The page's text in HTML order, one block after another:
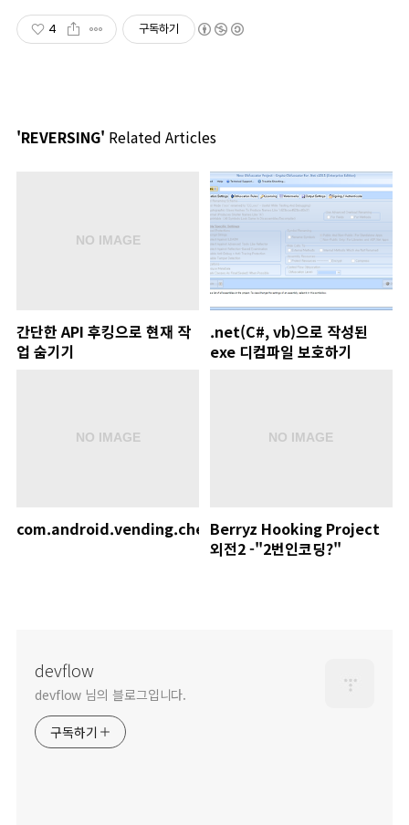
4 구독하기
'REVERSING' Related Articles
간단한 API 후킹으로 현재 작
업 숨기기
.net(C#, vb)으로 작성된
exe 디컴파일 보호하기
com.android.vending.check_licenseBerryz Hooking Project
외전2 -"2번인코딩?"
devflow
devflow 님의 블로그입니다.
구독하기